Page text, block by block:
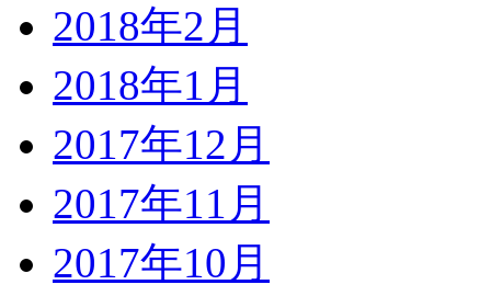
2018年2月
2018年1月
2017年12月
2017年11月
2017年10月